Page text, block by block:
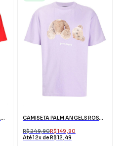
CAMISETA GIVENCHY VERMELHA COM BORDADO ABSTRATO CAMISETA PALM ANGELS ROSA ESTAMPA URSO
R$ 249,90R$ 149,90
Até 12x de R$ 12,49